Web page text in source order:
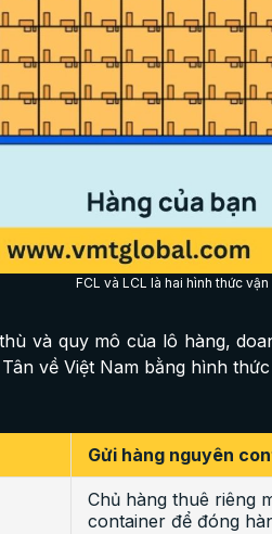
FCL và LCL là hai hình thức
và quy mô của lô hàng,
về Việt Nam bằng hình thức
Gửi hàng nguyên
Chủ hàng thuê riêng
container để đóng